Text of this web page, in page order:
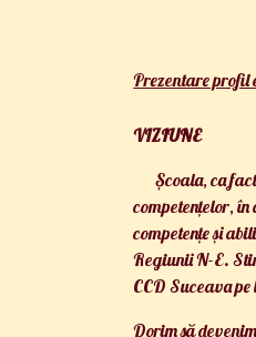
Prezentare profil
VIZIUNE
Școala, ca
competențelor,
competențe și
Regiunii N-E.
CCD Suceava
Dorim să